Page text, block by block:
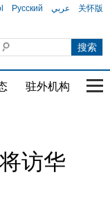
Русский عربي 关怀版
驻外机构 国
访华